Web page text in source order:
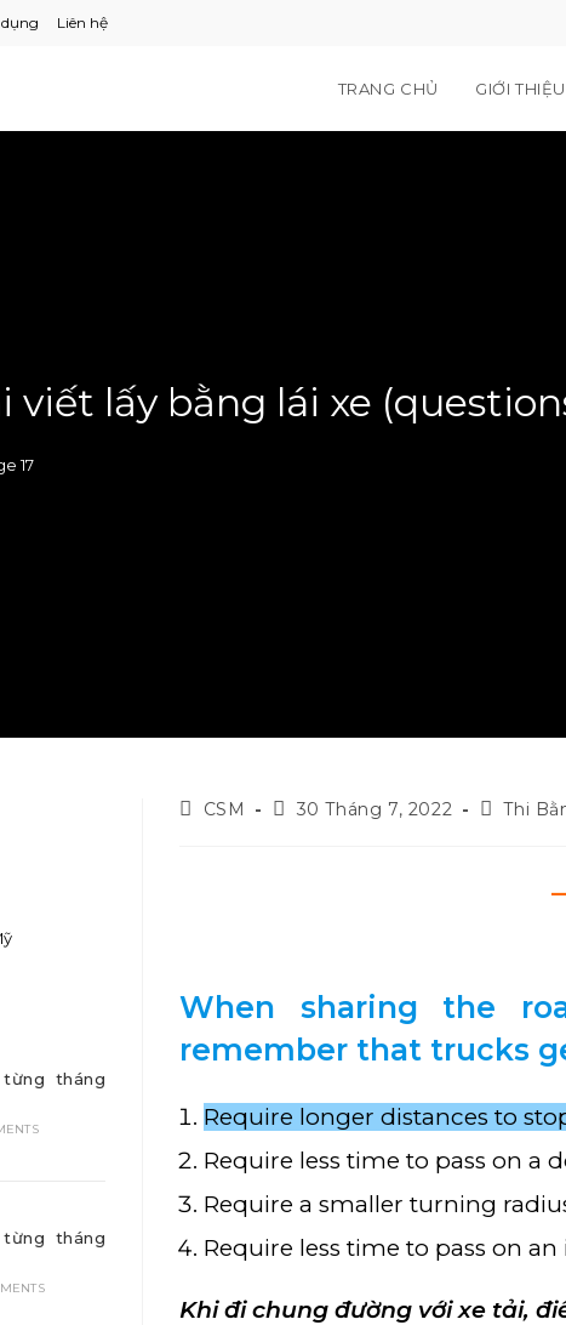
Liên hệ
TRANG CHỦ GIỚI THIỆU
viết lấy bằng lái xe
17
PostCSM
Post30 Tháng 7, 2022
Post
Thi
When sharing the
remember that trucks
Require longer distances to
Require less time to pass on a
Require a smaller turning
Require less time to pass on
Khi đi chung đường với xe tải,
tháng
tháng